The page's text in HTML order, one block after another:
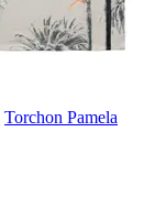
Torchon Pamela